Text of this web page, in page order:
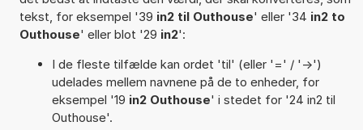
tekst, for eksempel '39 in2 til Outhouse' eller '34 in2 to
Outhouse' eller blot '29 in2':
I de fleste tilfælde kan ordet 'til' (eller '=' / '->')
udelades mellem navnene på de to enheder, for
eksempel '19 in2 Outhouse' i stedet for '24 in2 til
Outhouse'.